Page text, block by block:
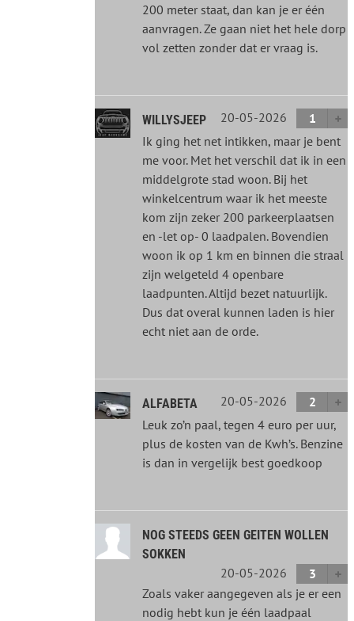
200 meter staat, dan kan je er één
aanvragen. Ze gaan niet het hele dorp
vol zetten zonder dat er vraag is.
WILLYSJEEP 20-05-2026
1
Ik ging het net intikken, maar je bent
me voor. Met het verschil dat ik in een
middelgrote stad woon. Bij het
winkelcentrum waar ik het meeste
kom zijn zeker 200 parkeerplaatsen
en -let op- 0 laadpalen. Bovendien
woon ik op 1 km en binnen die straal
zijn welgeteld 4 openbare
laadpunten. Altijd bezet natuurlijk.
Dus dat overal kunnen laden is hier
echt niet aan de orde.
ALFABETA 20-05-2026
2
Leuk zo’n paal, tegen 4 euro per uur,
plus de kosten van de Kwh’s. Benzine
is dan in vergelijk best goedkoop
NOG STEEDS GEEN GEITEN WOLLEN
SOKKEN
20-05-2026
3
Zoals vaker aangegeven als je er een
nodig hebt kun je één laadpaal